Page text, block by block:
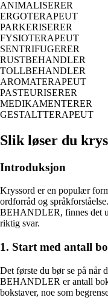
ANIMALISERER
ERGOTERAPEUT
PARKERISERER
FYSIOTERAPEUT
SENTRIFUGERER
RUSTBEHANDLER
TOLLBEHANDLER
AROMATERAPEUT
PASTEURISERER
MEDIKAMENTERER
GESTALTTERAPEUT
Slik løser du
Introduksjon
Kryssord er en populær
ordforråd og
BEHANDLER, finnes det
riktig svar.
1. Start med antall
Det første du bør se på når
BEHANDLER er antall
bokstaver, noe som